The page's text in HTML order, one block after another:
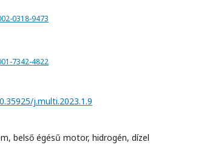
0318-9473
7342-4822
j.multi.2023.1.9
belső égésű motor, hidrogén, dízel